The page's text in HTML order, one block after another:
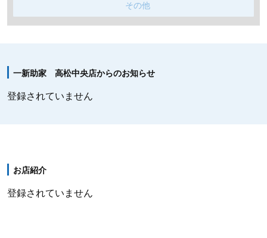
その他
一新助家 高松中央店からのお知らせ
登録されていません
お店紹介
登録されていません